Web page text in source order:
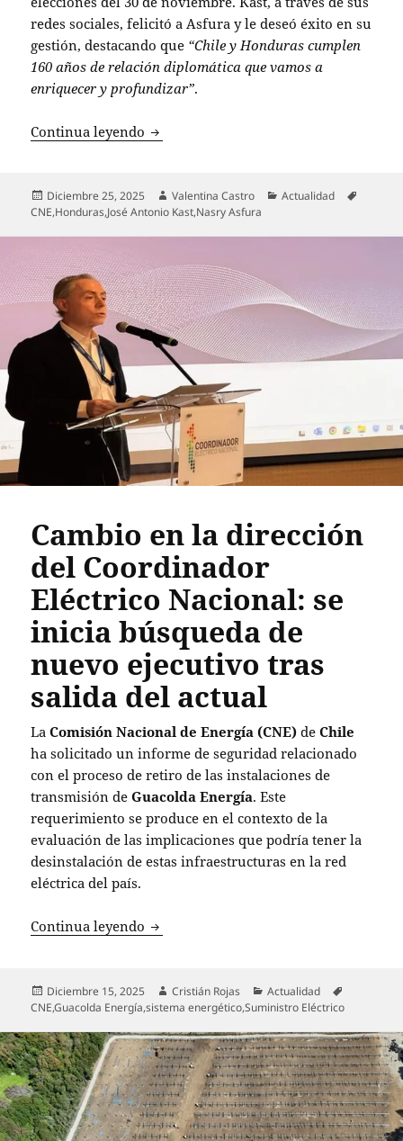
redes sociales, felicitó a Asfura y le deseó éxito en su
gestión, destacando que “Chile y Honduras cumplen
160 años de relación diplomática que vamos a
enriquecer y profundizar”.
Continua leyendo Kast celebra elección de Nasry
Publicado
el
Diciembre 25, 2025 Autor
Valentina Castro Categorías
Actualidad
CNE,Honduras,José Antonio Kast,Nasry Asfura
Cambio en la dirección
del Coordinador
Eléctrico Nacional: se
inicia búsqueda de
nuevo ejecutivo tras
salida del actual
LaComisión Nacional de Energía (CNE) deChile
ha solicitado un informe de seguridad relacionado
con el proceso de retiro de las instalaciones de
transmisión deGuacolda Energía. Este
requerimiento se produce en el contexto de la
evaluación de las implicaciones que podría tener la
desinstalación de estas infraestructuras en la red
eléctrica del país.
Continua leyendo Cambio en la dirección del
Publicado
el
Diciembre 15, 2025 Autor
Cristián Rojas Categorías
Actualidad
CNE,Guacolda Energía,sistema energético,Suministro Eléctrico